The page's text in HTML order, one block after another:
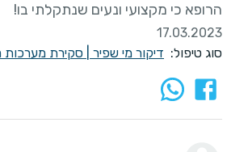
הרופא כי מקצועי ונעים שנתקלתי בו!
17.03.2023
סוג טיפול: דיקור מי שפיר סקירת מערכות